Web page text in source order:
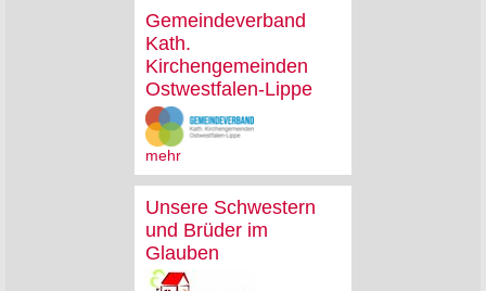
Gemeindeverband
Kath.
Kirchengemeinden
Ostwestfalen-Lippe
mehr
Unsere Schwestern
und Brüder im
Glauben